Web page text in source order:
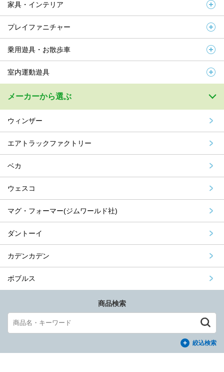
家具・インテリア
プレイファニチャー
乗用遊具・お散歩車
室内運動遊具
メーカーから選ぶ
ウィンザー
エアトラックファクトリー
ベカ
ウェスコ
マグ・フォーマー(ジムワールド社)
ダントーイ
カデンカデン
ボブルス
商品検索
絞込検索